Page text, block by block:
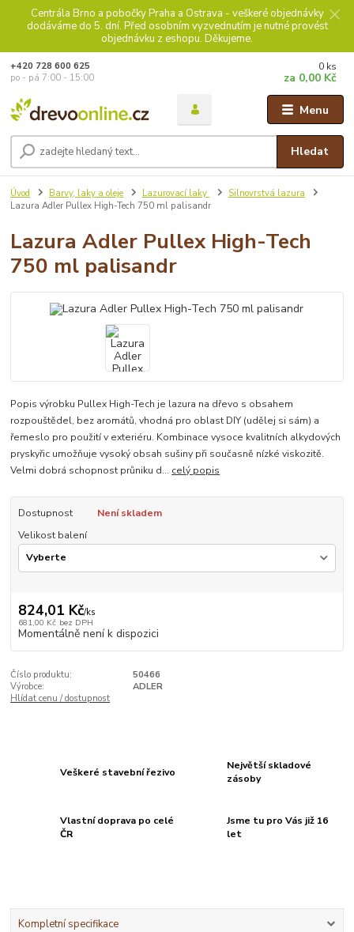
Centrála Brno a pobočky Praha a Ostrava - veškeré objednávky
dodáváme do 5. dní. Před osobním vyzvednutím je nutné provést
objednávku z eshopu. Děkujeme.
Menu
Hledat
+420 728 600 625
po - pá 7:00 - 15:00
0 ks
za 0,00 Kč
Úvod Barvy, laky a oleje Lazurovací laky
Silnovrstvá lazura
Lazura Adler Pullex High-Tech 750 ml palisandr
Lazura Adler Pullex High-Tech
750 ml palisandr
Popis výrobku Pullex High-Tech je lazura na dřevo s obsahem
rozpouštědel, bez aromátů, vhodná pro oblast DIY (udělej si sám) a
řemeslo pro použití v exteriéru. Kombinace vysoce kvalitních alkydových
pryskyřic umožňuje vysoký obsah sušiny při současně nízké viskozitě.
Velmi dobrá schopnost průniku d... celý popis
Dostupnost
Není skladem
Velikost balení
824,01 Kč/ks
681,00 Kč bez DPH
Momentálně není k dispozici
Číslo produktu:
50466
Výrobce:
ADLER
Hlídat cenu / dostupnost
Veškeré stavební řezivo
Největší skladové
zásoby
Vlastní doprava po celé
ČR
Jsme tu pro Vás již 16
let
Kompletní specifikace